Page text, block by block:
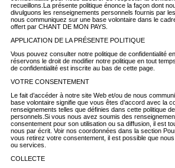
recueillons.La présente politique énonce la façon dont
divulguons les renseignements personnels fournis par
nous communiquez sur une base volontaire dans le
offert par CHANT DE MON PAYS.
APPLICATION DE LA PRÉSENTE POLITIQUE
Vous pouvez consulter notre politique de confidentialité
réservons le droit de modifier notre politique en tout
de confidentialité est inscrite au bas de cette page.
VOTRE CONSENTEMENT
Le fait d’accéder à notre site Web et/ou de nous
base volontaire signifie que vous êtes d’accord avec la
renseignements telles que définies dans cette politique
personnels.Si vous nous avez soumis des
consentement pour son utilisation ou sa diffusion, il est
nous par écrit. Voir nos coordonnées dans la section
vous retirez votre consentement, il est possible que
ou services.
COLLECTE